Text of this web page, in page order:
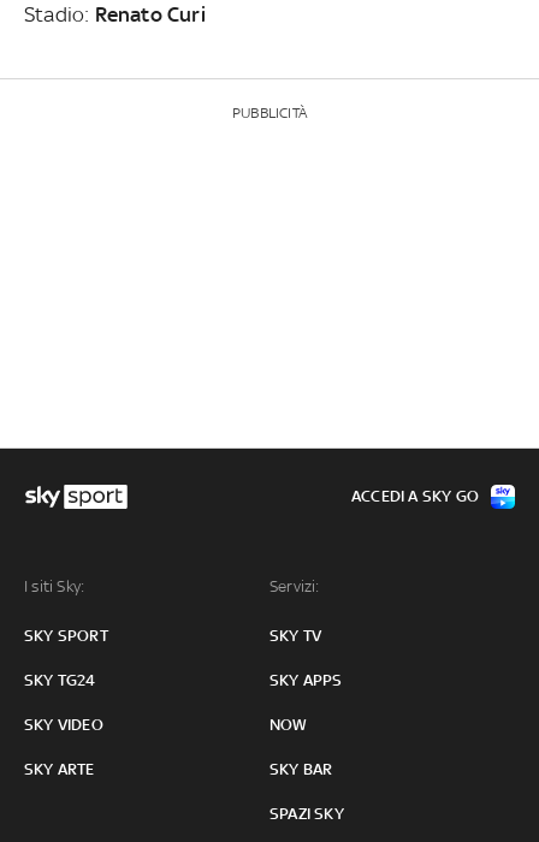
Stadio: Renato Curi
PUBBLICITÀ
I siti Sky:
SKY SPORT
SKY TG24
SKY VIDEO
SKY ARTE
Servizi:
SKY TV
SKY APPS
NOW
SKY BAR
SPAZI SKY
ACCEDI A SKY GO